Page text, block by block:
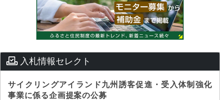
入札情報セレクト
サイクリングアイランド九州誘客促進・受入体制強化
事業に係る企画提案の公募